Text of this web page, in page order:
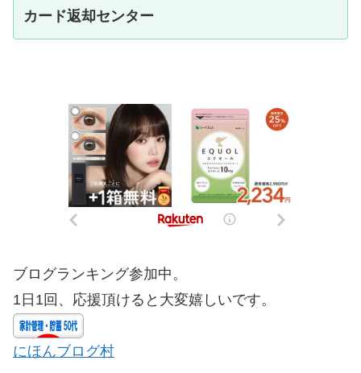
カード返却センター
ブログランキング参加中。
1日1回、応援頂けると大変嬉しいです。
にほんブログ村